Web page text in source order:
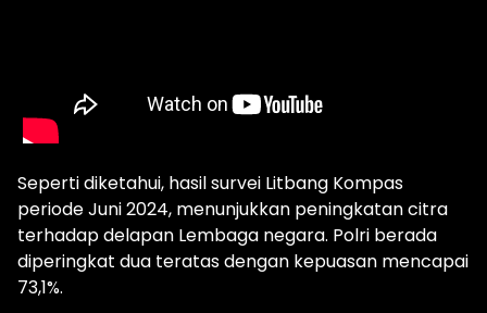
Seperti diketahui, hasil survei Litbang Kompas
periode Juni 2024, menunjukkan peningkatan citra
terhadap delapan Lembaga negara. Polri berada
diperingkat dua teratas dengan kepuasan mencapai
73,1%.